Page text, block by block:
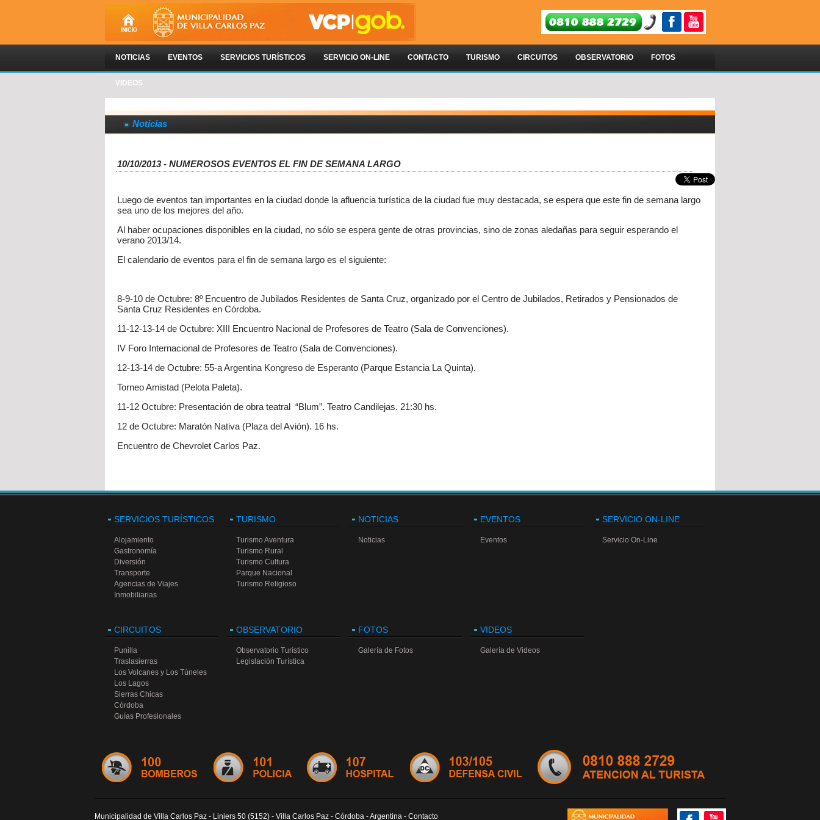
NOTICIAS EVENTOS SERVICIOS TURÍSTICOS SERVICIO ON-LINE CONTACTO TURISMO CIRCUITOS OBSERVATORIO FOTOS
VIDEOS
Noticias
10/10/2013 - NUMEROSOS EVENTOS EL FIN DE SEMANA LARGO
Luego de eventos tan importantes en la ciudad donde la afluencia turística de la ciudad fue muy destacada, se espera que este fin de semana largo
sea uno de los mejores del año.
Al haber ocupaciones disponibles en la ciudad, no sólo se espera gente de otras provincias, sino de zonas aledañas para seguir esperando el
verano 2013/14.
El calendario de eventos para el fin de semana largo es el siguiente:
8-9-10 de Octubre: 8º Encuentro de Jubilados Residentes de Santa Cruz, organizado por el Centro de Jubilados, Retirados y Pensionados de
Santa Cruz Residentes en Córdoba.
11-12-13-14 de Octubre: XIII Encuentro Nacional de Profesores de Teatro (Sala de Convenciones).
IV Foro Internacional de Profesores de Teatro (Sala de Convenciones).
12-13-14 de Octubre: 55-a Argentina Kongreso de Esperanto (Parque Estancia La Quinta).
Torneo Amistad (Pelota Paleta).
11-12 Octubre: Presentación de obra teatral “Blum”. Teatro Candilejas. 21:30 hs.
12 de Octubre: Maratón Nativa (Plaza del Avión). 16 hs.
Encuentro de Chevrolet Carlos Paz.
SERVICIOS TURÍSTICOS
Alojamiento
Gastronomía
Diversión
Transporte
Agencias de Viajes
Inmobiliarias
TURISMO
Turismo Aventura
Turismo Rural
Turismo Cultura
Parque Nacional
Turismo Religioso
NOTICIAS
Noticias
EVENTOS
Eventos
SERVICIO ON-LINE
Servicio On-Line
CIRCUITOS
Punilla
Traslasierras
Los Volcanes y Los Túneles
Los Lagos
Sierras Chicas
Córdoba
Guías Profesionales
OBSERVATORIO
Observatorio Turístico
Legislación Turística
FOTOS
Galería de Fotos
VIDEOS
Galería de Videos
Municipalidad de Villa Carlos Paz - Liniers 50 (5152) - Villa Carlos Paz - Córdoba - Argentina - Contacto